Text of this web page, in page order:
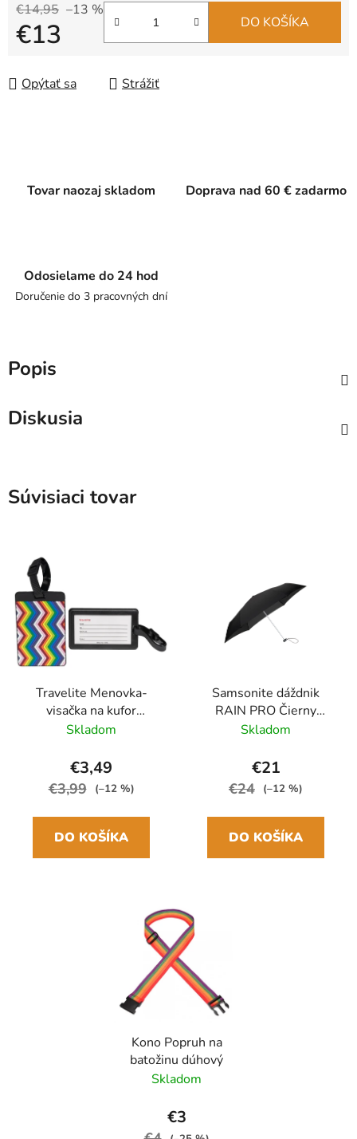
€14,95 –13 %
€13 DO KOŠÍKA
Opýtať sa Strážiť
Tovar naozaj skladom Doprava nad 60 € zadarmo
Odosielame do 24 hod
Doručenie do 3 pracovných dní
Popis
Diskusia
Súvisiaci tovar
Travelite Menovka-
visačka na kufor
Multicolor Waves
Skladom
€3,49
€3,99 (–12 %)
DO KOŠÍKA
Samsonite dáždnik
RAIN PRO Čierny
skladací manuálny
Skladom
€21
€24 (–12 %)
DO KOŠÍKA
Kono Popruh na
batožinu dúhový
Skladom
€3